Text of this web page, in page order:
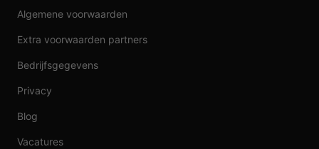
Algemene voorwaarden
Extra voorwaarden partners
Bedrijfsgegevens
Privacy
Blog
Vacatures